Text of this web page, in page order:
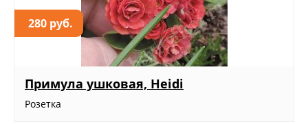
280 руб.
Примула ушковая, Heidi
Розетка